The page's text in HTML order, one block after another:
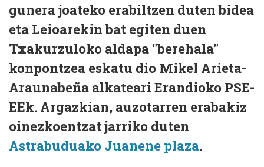
gunera joateko erabiltzen duten bidea
eta Leioarekin bat egiten duen
Txakurzuloko aldapa "berehala"
konpontzea eskatu dio Mikel Arieta-
Araunabeña alkateari Erandioko PSE-
EEk. Argazkian, auzotarren erabakiz
oinezkoentzat jarriko duten
Astrabuduako Juanene plaza.